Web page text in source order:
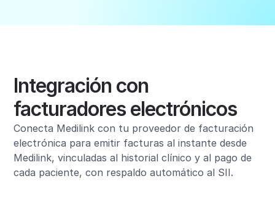
Integración con
facturadores electrónicos
Conecta Medilink con tu proveedor de facturación
electrónica para emitir facturas al instante desde
Medilink, vinculadas al historial clínico y al pago de
cada paciente, con respaldo automático al SII.